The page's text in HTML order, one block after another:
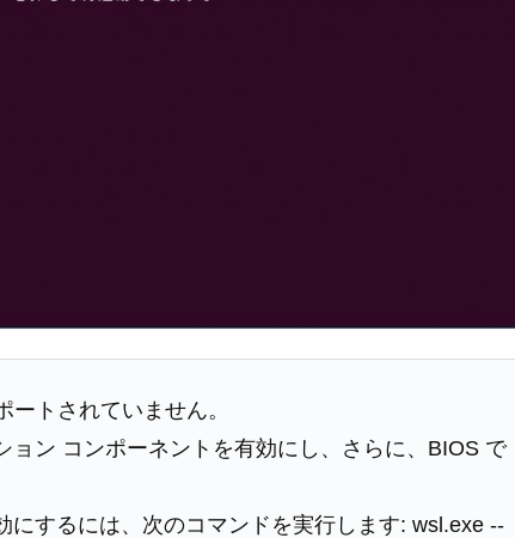
トされていません。
ョン コンポーネントを有効にし、さらに、BIOS で
にするには、次のコマンドを実行します: wsl.exe --